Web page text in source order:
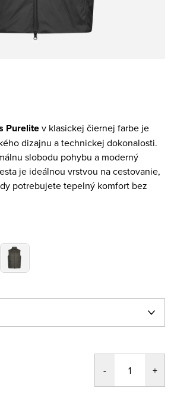
Purelitev klasickej čiernej farbe je
dizajnu a technickej dokonalosti.
slobodu pohybu a moderný
je ideálnou vrstvou na cestovanie,
potrebujete tepelný komfort bez